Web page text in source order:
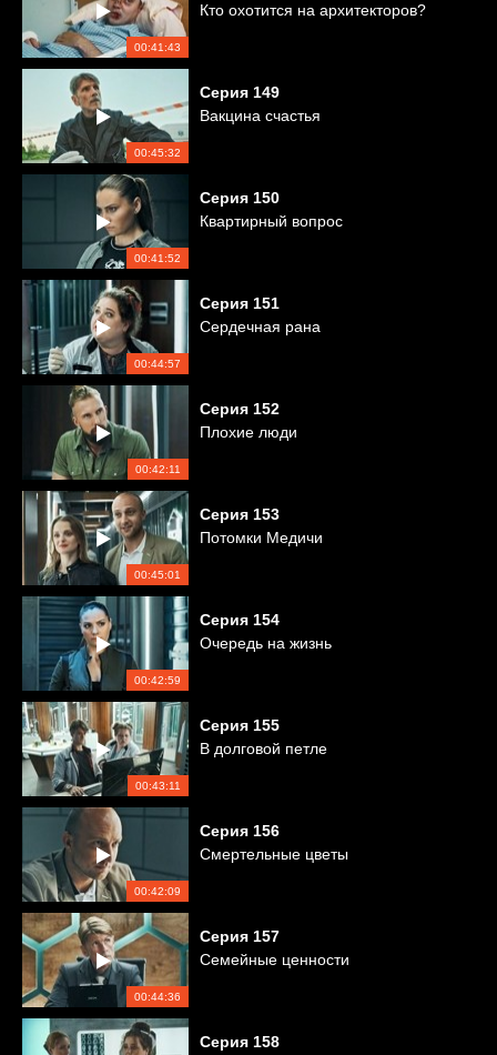
00:41:43
Кто охотится на архитекторов?
00:45:32
Серия 149
Вакцина счастья
00:41:52
Серия 150
Квартирный вопрос
00:44:57
Серия 151
Сердечная рана
00:42:11
Серия 152
Плохие люди
00:45:01
Серия 153
Потомки Медичи
00:42:59
Серия 154
Очередь на жизнь
00:43:11
Серия 155
В долговой петле
00:42:09
Серия 156
Смертельные цветы
00:44:36
Серия 157
Семейные ценности
Серия 158